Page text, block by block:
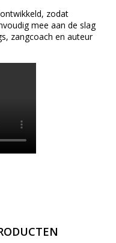
zodat
mee aan de slag
zangcoach en auteur